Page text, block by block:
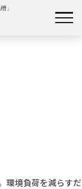
」
への転換は必要です
環境負荷を減らすだ